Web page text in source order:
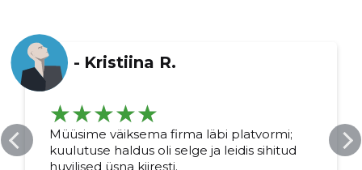
- Kristiina R.
Müüsime väiksema firma läbi platvormi;
kuulutuse haldus oli selge ja leidis sihitud
huvilised üsna kiiresti.
MUUDA